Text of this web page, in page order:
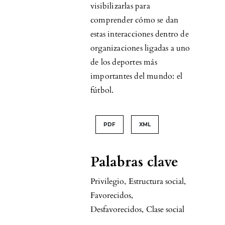
Palabras clave
Privilegio, Estructura social,
Favorecidos,
Desfavorecidos, Clase social
visibilizarlas para
comprender cómo se dan
estas interacciones dentro de
organizaciones ligadas a uno
de los deportes más
importantes del mundo: el
fútbol.
PDF XML